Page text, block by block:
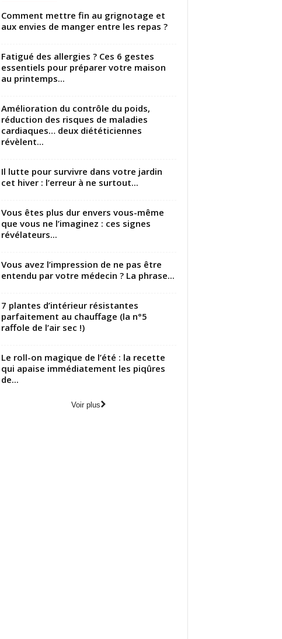
Comment mettre fin au grignotage et
aux envies de manger entre les repas ?
Fatigué des allergies ? Ces 6 gestes
essentiels pour préparer votre maison
au printemps...
Amélioration du contrôle du poids,
réduction des risques de maladies
cardiaques… deux diététiciennes
révèlent...
Il lutte pour survivre dans votre jardin
cet hiver : l’erreur à ne surtout...
Vous êtes plus dur envers vous-même
que vous ne l’imaginez : ces signes
révélateurs...
Vous avez l’impression de ne pas être
entendu par votre médecin ? La phrase...
7 plantes d’intérieur résistantes
parfaitement au chauffage (la n°5
raffole de l’air sec !)
Le roll-on magique de l’été : la recette
qui apaise immédiatement les piqûres
de...
Voir plus